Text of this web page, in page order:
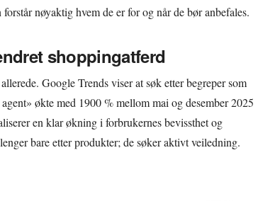
nøyaktig hvem de er for og når de bør anbefales.
shoppingatferd
Google Trends viser at søk etter begreper som
økte med 1900 % mellom mai og desember 2025
en klar økning i forbrukernes bevissthet og
bare etter produkter; de søker aktivt veiledning.